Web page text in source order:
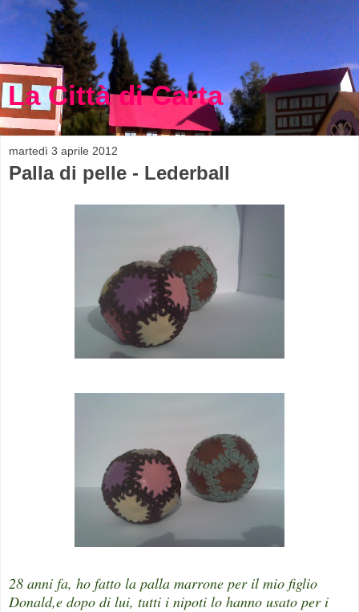
La Città di Carta
martedì 3 aprile 2012
Palla di pelle - Lederball
28 anni fa, ho fatto la palla marrone per il mio figlio
Donald,e dopo di lui, tutti i nipoti lo hanno usato per i